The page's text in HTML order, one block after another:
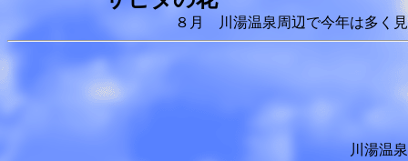
８月 川湯温泉周辺
川湯温